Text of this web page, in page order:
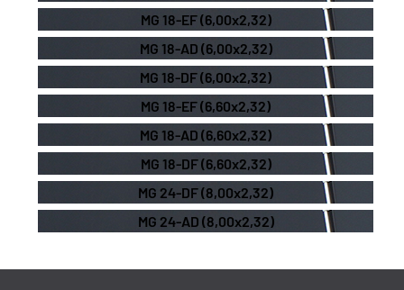
MG 18-EF (6,00x2,32)
MG 18-AD (6,00x2,32)
MG 18-DF (6,00x2,32)
MG 18-EF (6,60x2,32)
MG 18-AD (6,60x2,32)
MG 18-DF (6,60x2,32)
MG 24-DF (8,00x2,32)
MG 24-AD (8,00x2,32)